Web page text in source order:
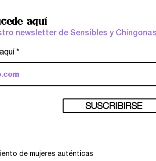
aquí
newsletter de Sensibles y Chingonas
SUSCRIBIRSE
de mujeres auténticas